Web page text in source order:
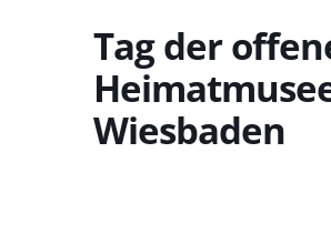
Tag der
Wiesbaden